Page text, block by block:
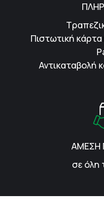
Πιστωτική κάρτα
Αντικαταβολή
ΑΜΕΣΗ
σε όλη